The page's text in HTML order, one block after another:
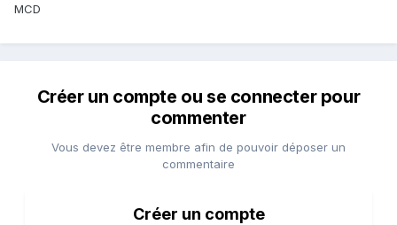
MCD
Créer un compte ou se connecter pour
commenter
Vous devez être membre afin de pouvoir déposer un
commentaire
Créer un compte